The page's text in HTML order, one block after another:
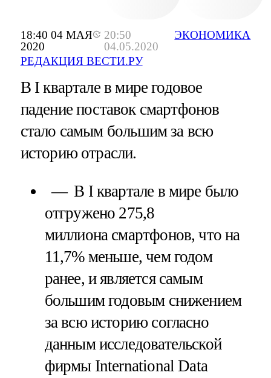
18:40 04 МАЯ
2020
20:50
04.05.2020
РЕДАКЦИЯ ВЕСТИ.РУ
ЭКОНОМИКА
В I квартале в мире годовое
падение поставок смартфонов
стало самым большим за всю
историю отрасли.
В I квартале в мире было
отгружено 275,8
миллиона смартфонов, что на
11,7% меньше, чем годом
ранее, и является самым
большим годовым снижением
за всю историю согласно
данным исследовательской
фирмы International Data